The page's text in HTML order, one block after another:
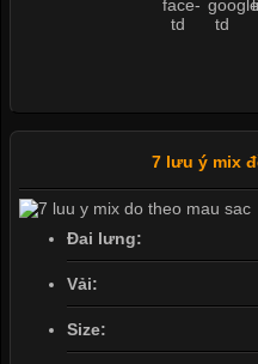
7 lưu ý mix
Đai lưng:
Vải:
Size: